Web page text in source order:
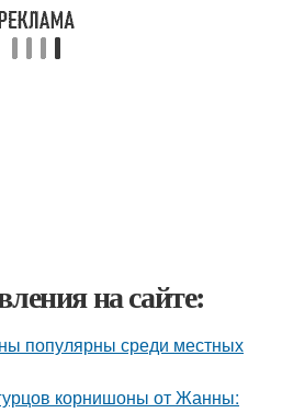
на сайте:
популярны среди местных
корнишоны от Жанны: